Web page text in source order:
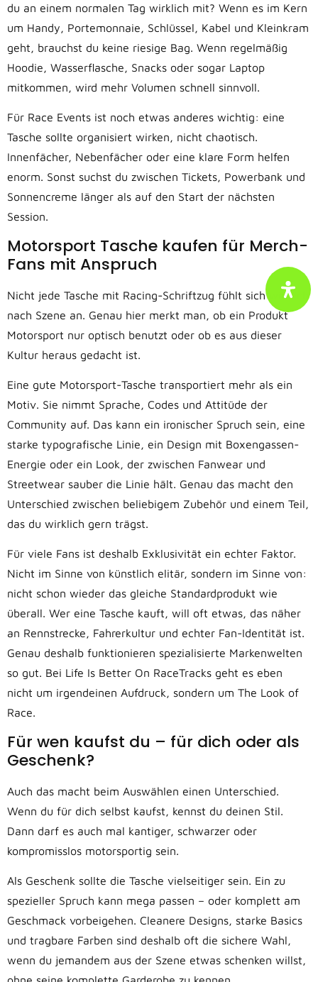
du an einem normalen Tag wirklich mit? Wenn es im Kern
um Handy, Portemonnaie, Schlüssel, Kabel und Kleinkram
geht, brauchst du keine riesige Bag. Wenn regelmäßig
Hoodie, Wasserflasche, Snacks oder sogar Laptop
mitkommen, wird mehr Volumen schnell sinnvoll.
Für Race Events ist noch etwas anderes wichtig: eine
Tasche sollte organisiert wirken, nicht chaotisch.
Innenfächer, Nebenfächer oder eine klare Form helfen
enorm. Sonst suchst du zwischen Tickets, Powerbank und
Sonnencreme länger als auf den Start der nächsten
Session.
Motorsport Tasche kaufen für Merch-
Fans mit Anspruch
Nicht jede Tasche mit Racing-Schriftzug fühlt sich wirklich
nach Szene an. Genau hier merkt man, ob ein Produkt
Motorsport nur optisch benutzt oder ob es aus dieser
Kultur heraus gedacht ist.
Eine gute Motorsport-Tasche transportiert mehr als ein
Motiv. Sie nimmt Sprache, Codes und Attitüde der
Community auf. Das kann ein ironischer Spruch sein, eine
starke typografische Linie, ein Design mit Boxengassen-
Energie oder ein Look, der zwischen Fanwear und
Streetwear sauber die Linie hält. Genau das macht den
Unterschied zwischen beliebigem Zubehör und einem Teil,
das du wirklich gern trägst.
Für viele Fans ist deshalb Exklusivität ein echter Faktor.
Nicht im Sinne von künstlich elitär, sondern im Sinne von:
nicht schon wieder das gleiche Standardprodukt wie
überall. Wer eine Tasche kauft, will oft etwas, das näher
an Rennstrecke, Fahrerkultur und echter Fan-Identität ist.
Genau deshalb funktionieren spezialisierte Markenwelten
so gut. Bei Life Is Better On RaceTracks geht es eben
nicht um irgendeinen Aufdruck, sondern um The Look of
Race.
Für wen kaufst du – für dich oder als
Geschenk?
Auch das macht beim Auswählen einen Unterschied.
Wenn du für dich selbst kaufst, kennst du deinen Stil.
Dann darf es auch mal kantiger, schwarzer oder
kompromisslos motorsportig sein.
Als Geschenk sollte die Tasche vielseitiger sein. Ein zu
spezieller Spruch kann mega passen – oder komplett am
Geschmack vorbeigehen. Cleanere Designs, starke Basics
und tragbare Farben sind deshalb oft die sichere Wahl,
wenn du jemandem aus der Szene etwas schenken willst,